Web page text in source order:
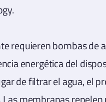
requieren bombas de
energética del
de filtrar el agua, el